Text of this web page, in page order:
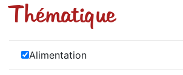
Thématique
Alimentation